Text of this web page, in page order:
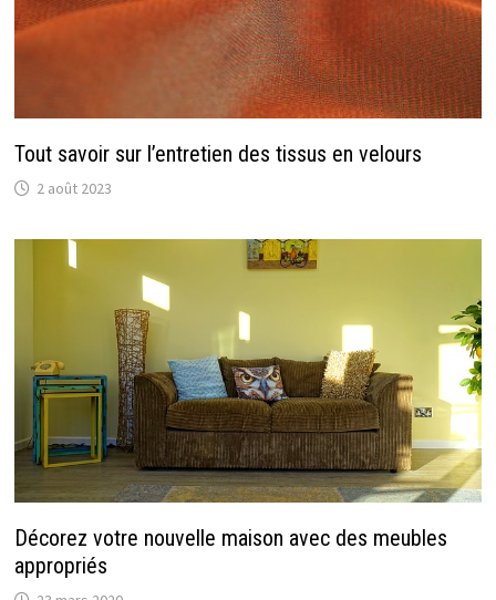
Tout savoir sur l’entretien des tissus en velours
2 août 2023
Décorez votre nouvelle maison avec des meubles
appropriés